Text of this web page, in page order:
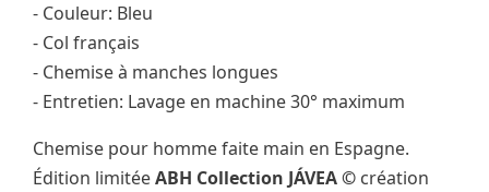
- Couleur: Bleu
- Col français
- Chemise à manches longues
- Entretien: Lavage en machine 30° maximum
Chemise pour homme faite main en Espagne.
Édition limitéeABH Collection JÁVEA © création